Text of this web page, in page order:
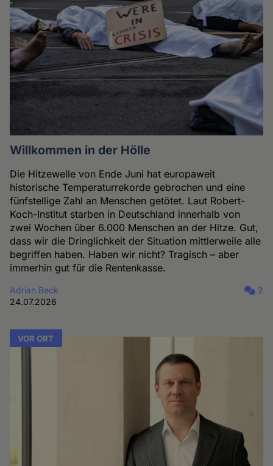
Willkommen in der Hölle
Die Hitzewelle von Ende Juni hat europaweit
historische Temperaturrekorde gebrochen und eine
fünfstellige Zahl an Menschen getötet. Laut Robert-
Koch-Institut starben in Deutschland innerhalb von
zwei Wochen über 6.000 Menschen an der Hitze. Gut,
dass wir die Dringlichkeit der Situation mittlerweile alle
begriffen haben. Haben wir nicht? Tragisch – aber
immerhin gut für die Rentenkasse.
Adrian Beck
24.07.2026
2
VOR ORT